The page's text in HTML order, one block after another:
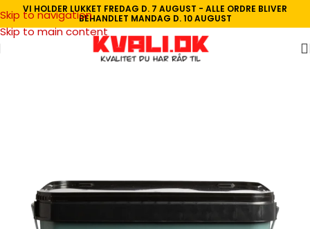
Skip to navigation
Skip to main content
VI HOLDER LUKKET FREDAG D. 7 AUGUST - ALLE ORDRE BLIVER
BEHANDLET MANDAG D. 10 AUGUST
Vægbeklædning/Lim og Klæber